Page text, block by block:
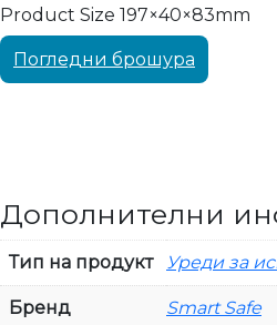
Product Size 197×40×83mm
Погледни брошура
Дополнителни
Тип на продукт Уреди за
Бренд Smart Safe